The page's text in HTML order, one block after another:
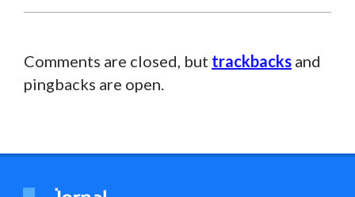
Comments are closed, but trackbacks and
pingbacks are open.